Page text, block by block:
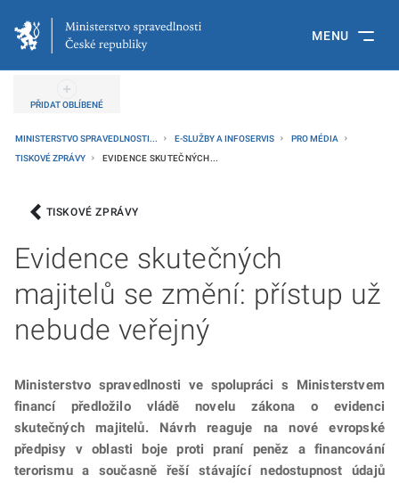
MENU
PŘIDAT OBLÍBENÉ
MINISTERSTVO SPRAVEDLNOSTI... E-SLUŽBY A INFOSERVIS
PRO MÉDIA
TISKOVÉ ZPRÁVY
EVIDENCE SKUTEČNÝCH...
TISKOVÉ ZPRÁVY
Evidence skutečných
majitelů se změní: přístup už
nebude veřejný
Ministerstvo spravedlnosti ve spolupráci s Ministerstvem
financí předložilo vládě novelu zákona o evidenci
skutečných majitelů. Návrh reaguje na nové evropské
předpisy v oblasti boje proti praní peněz a financování
terorismu a současně řeší stávající nedostupnost údajů